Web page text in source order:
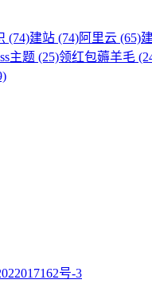
(74)建站 (74)阿里云 (65)
主题 (25)领红包薅羊毛
号-3